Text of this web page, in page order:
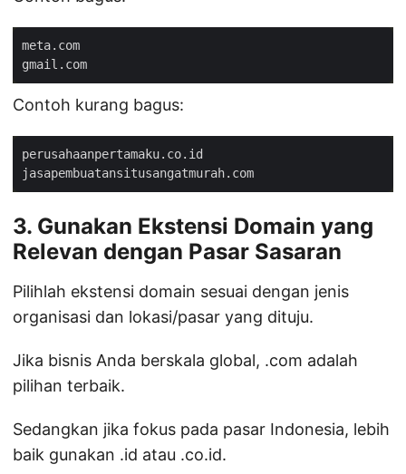
Contoh kurang bagus:
3. Gunakan Ekstensi Domain yang
Relevan dengan Pasar Sasaran
Pilihlah ekstensi domain sesuai dengan jenis
organisasi dan lokasi/pasar yang dituju.
Jika bisnis Anda berskala global, .com adalah
pilihan terbaik.
Sedangkan jika fokus pada pasar Indonesia, lebih
baik gunakan .id atau .co.id.